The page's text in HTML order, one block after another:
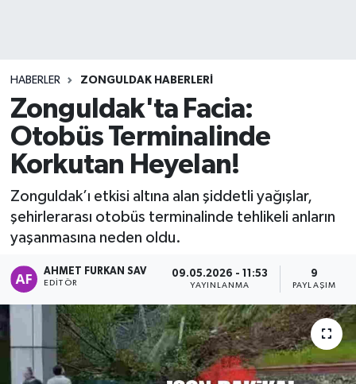
HABERLER ZONGULDAK HABERLERI
Zonguldak'ta Facia:
Otobüs Terminalinde
Korkutan Heyelan!
Zonguldak’ı etkisi altına alan şiddetli yağışlar,
şehirlerarası otobüs terminalinde tehlikeli anların
yaşanmasına neden oldu.
AHMET FURKAN SAV
EDITÖR
09.05.2026 - 11:53
YAYINLANMA
9
PAYLAŞIM
EREĞLİ
GÖKÇEBEY
KARABÜK
KASTAMONU